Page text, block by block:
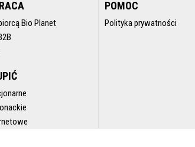
Bio Planet
POMOC
Polityka prywatności